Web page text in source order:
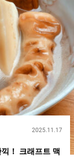
중요하다」는 생각
다. 꿀을 넣어 단맛
운 식감에 절로 미
지방의 단맛을 돋
2025.11.17
！ 크래프트 맥